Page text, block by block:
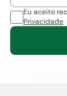
Eu aceito
Privacidade